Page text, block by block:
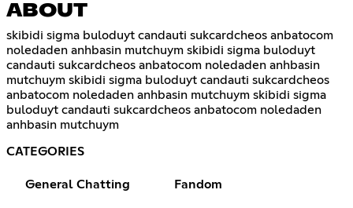
ABOUT
skibidi sigma buloduyt candauti sukcardcheos anbatocom
noledaden anhbasin mutchuym skibidi sigma buloduyt
candauti sukcardcheos anbatocom noledaden anhbasin
mutchuym skibidi sigma buloduyt candauti sukcardcheos
anbatocom noledaden anhbasin mutchuym skibidi sigma
buloduyt candauti sukcardcheos anbatocom noledaden
anhbasin mutchuym
CATEGORIES
General Chatting Fandom